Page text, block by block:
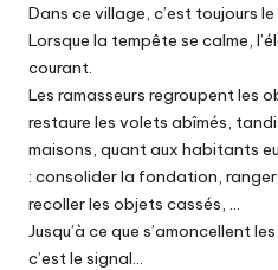
Dans ce village, c’est toujours le
Lorsque la tempête se calme,
courant.
Les ramasseurs regroupent les
restaure les volets abîmés,
maisons, quant aux habitants
: consolider la fondation,
recoller les objets cassés, …
Jusqu’à ce que s’amoncellent
c’est le signal…